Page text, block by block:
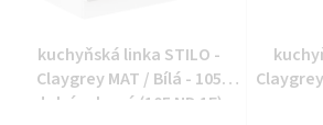
kuchyňská linka STILO -
Claygrey MAT / Bílá - 105
dolní rohová (105 ND 1F)